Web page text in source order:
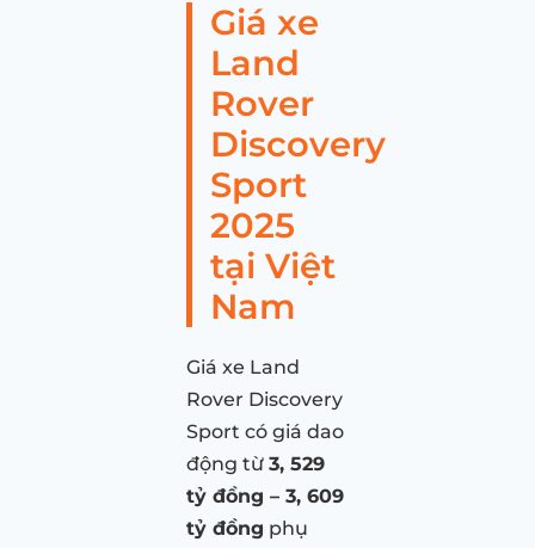
Giá xe
Land
Rover
Discovery
Sport
2025
tại Việt
Nam
Giá xe Land
Rover Discovery
Sport có giá dao
động từ 3, 529
tỷ đồng – 3, 609
tỷ đồng phụ